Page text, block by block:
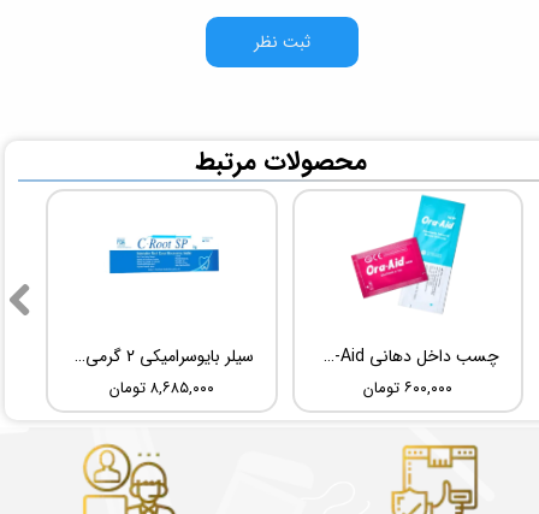
ثبت نظر
سیلر بایوسرامیکی 2 گرمی Root Dental Medical C-Root SP
۸,۶۸۵,۰۰۰ تومان
چسب داخل دهانی TBM Ora-Aid
۶۰۰,۰۰۰ تومان
​محصولات مرتبط